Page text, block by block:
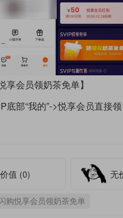
享会员领奶茶免单】
底部“我的”->悦享会员直接
值 (0) 无
购悦享会员领奶茶免单